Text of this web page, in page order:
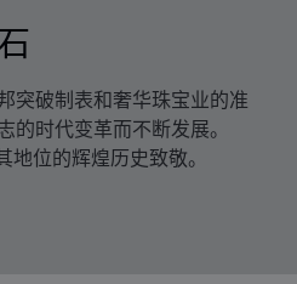
突破制表和奢华珠宝业的准
的时代变革而不断发展。
位的辉煌历史致敬。